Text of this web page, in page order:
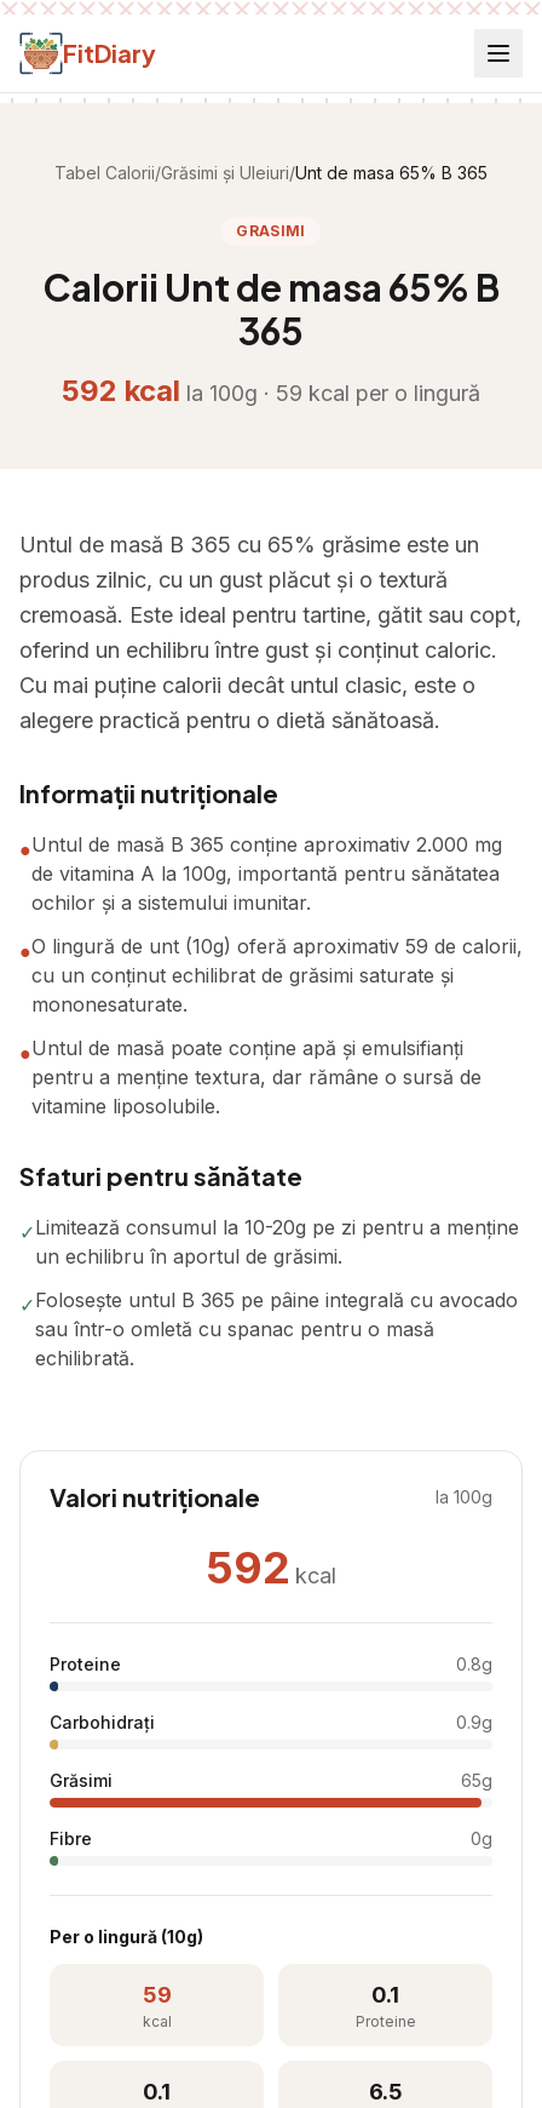
Salt la conținut
FitDiary
Tabel Calorii/Grăsimi și Uleiuri/Unt de masa 65% B 365
GRASIMI
Calorii Unt de masa 65% B
365
592 kcal la 100g · 59 kcal per o lingură
Untul de masă B 365 cu 65% grăsime este un
produs zilnic, cu un gust plăcut și o textură
cremoasă. Este ideal pentru tartine, gătit sau copt,
oferind un echilibru între gust și conținut caloric.
Cu mai puține calorii decât untul clasic, este o
alegere practică pentru o dietă sănătoasă.
Informații nutriționale
●Untul de masă B 365 conține aproximativ 2.000 mg
de vitamina A la 100g, importantă pentru sănătatea
ochilor și a sistemului imunitar.
●O lingură de unt (10g) oferă aproximativ 59 de calorii,
cu un conținut echilibrat de grăsimi saturate și
mononesaturate.
●Untul de masă poate conține apă și emulsifianți
pentru a menține textura, dar rămâne o sursă de
vitamine liposolubile.
Sfaturi pentru sănătate
✓Limitează consumul la 10-20g pe zi pentru a menține
un echilibru în aportul de grăsimi.
✓Folosește untul B 365 pe pâine integrală cu avocado
sau într-o omletă cu spanac pentru o masă
echilibrată.
Valori nutriționale la 100g
592 kcal
Proteine 0.8g
Carbohidrați 0.9g
Grăsimi 65g
Fibre 0g
Per o lingură (10g)
59
kcal
0.1
Proteine
0.1 6.5